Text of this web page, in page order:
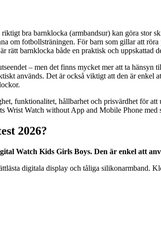
bra barnklocka (armbandsur) kan göra stor
om fotbollsträningen. För barn som gillar att
rätt barnklocka både en praktisk och uppskattad
– men det finns mycket mer att ta
används. Det är också viktigt att den är
funktionalitet, hållbarhet och prisvärdhet för
Watch without App and Mobile Phone med
2026?
Watch Kids Girls Boys. Den är enkel att
digitala display och tåliga silikonarmband.